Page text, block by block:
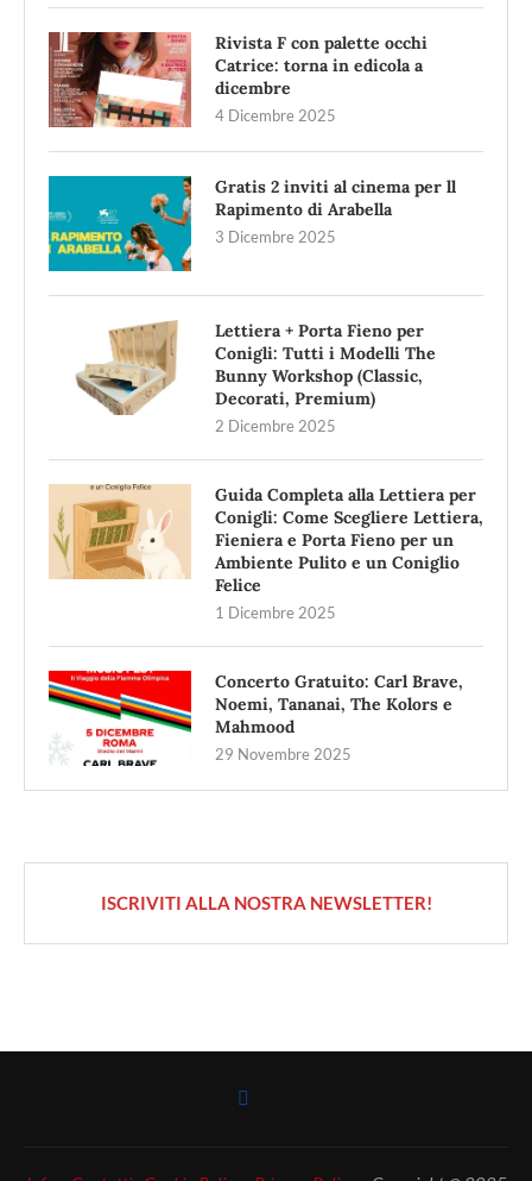
Rivista F con palette occhi
Catrice: torna in edicola a
dicembre
4 Dicembre 2025
Gratis 2 inviti al cinema per ll
Rapimento di Arabella
3 Dicembre 2025
Lettiera + Porta Fieno per
Conigli: Tutti i Modelli The
Bunny Workshop (Classic,
Decorati, Premium)
2 Dicembre 2025
Guida Completa alla Lettiera per
Conigli: Come Scegliere Lettiera,
Fieniera e Porta Fieno per un
Ambiente Pulito e un Coniglio
Felice
1 Dicembre 2025
Concerto Gratuito: Carl Brave,
Noemi, Tananai, The Kolors e
Mahmood
29 Novembre 2025
ISCRIVITI ALLA NOSTRA NEWSLETTER!